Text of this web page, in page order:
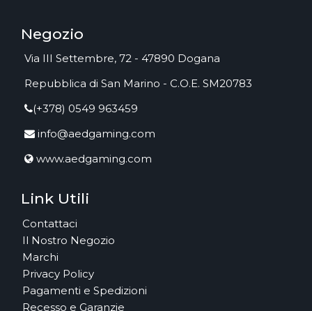
Negozio
Via III Settembre, 72 - 47890 Dogana
Repubblica di San Marino - C.O.E. SM20783
(+378) 0549 963459
info@aedgaming.com
www.aedgaming.com
Link Utili
Contattaci
Il Nostro Negozio
Marchi
Privacy Policy
Pagamenti e Spedizioni
Recesso e Garanzie